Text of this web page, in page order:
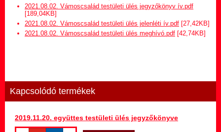
Hirdetmény termőföld
bérletére
Települési Arculati
Képviselő-testületi ülések
2021.08.02. Vámoscsalád testületi ülés jegyzőkönyv ív.pdf
[189,04KB]
2021.08.02. Vámoscsalád testületi ülés jelenléti ív.pdf [27,42KB]
2021.08.02. Vámoscsalád testületi ülés meghívó.pdf [42,74KB]
Kapcsolódó termékek
2019.11.20. együttes testületi ülés jegyzőkönyve